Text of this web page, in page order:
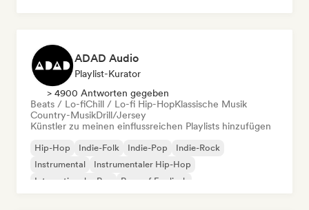
ADAD Audio
Playlist-Kurator
> 4900 Antworten gegeben
Beats / Lo-fiChill / Lo-fi Hip-HopKlassische Musik
Country-MusikDrill/Jersey
Künstler zu meinen einflussreichen Playlists hinzufügen
Hip-Hop Indie-Folk Indie-Pop
Indie-Rock
Instrumental
Instrumentaler Hip-Hop
Internationaler Rap
Rap auf Englisch